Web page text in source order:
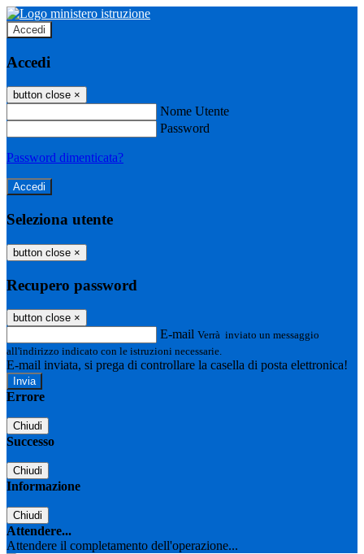
Accedi
Accedi
button close ×
Nome Utente
Password
Password dimenticata?
Seleziona utente
button close ×
Recupero password
button close ×
E-mail Verrà inviato un messaggio
all'indirizzo indicato con le istruzioni necessarie.
E-mail inviata, si prega di controllare la casella di posta elettronica!
Errore
Chiudi
Successo
Chiudi
Informazione
Chiudi
Attendere...
Attendere il completamento dell'operazione...